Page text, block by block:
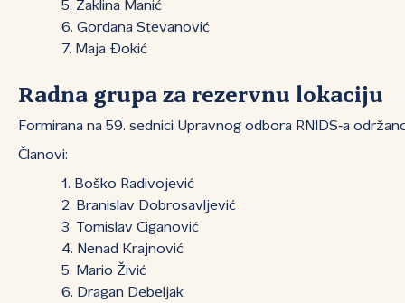
Žaklina Manić
Gordana Stevanović
Maja Đokić
Radna grupa za rezervnu lokaciju
Formirana na 59. sednici Upravnog odbora RNIDS‑a
Članovi:
Boško Radivojević
Branislav Dobrosavljević
Tomislav Ciganović
Nenad Krajnović
Mario Živić
Dragan Debeljak